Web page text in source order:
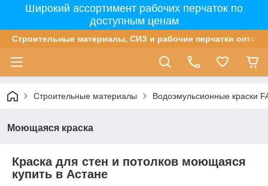
Широкий ассортимент рабочих перчаток по
доступным ценам
Строительные материалы, СИЗ и рабочие перчатки оптом
Строительные материалы Водоэмульсионные краски
Моющаяся краска
Краска для стен и потолков моющаяся
купить в Астане